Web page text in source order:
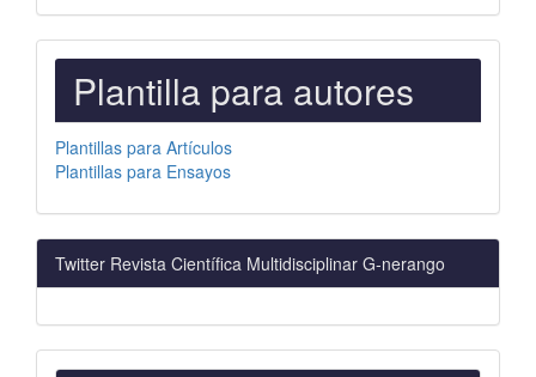
PLANTILLAS
PARA
AUTORES
Plantilla para autores
Plantillas para Artículos
Plantillas para Ensayos
Twitter Revista Científica Multidisciplinar G-nerango